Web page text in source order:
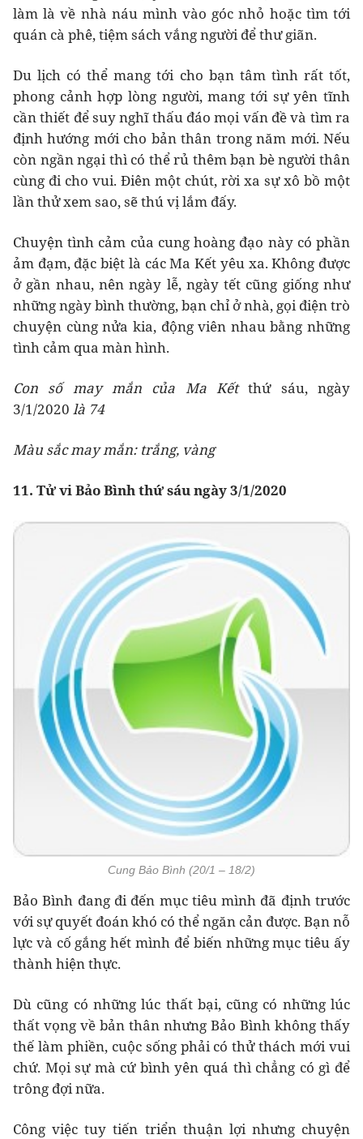
làm là về nhà náu mình vào góc nhỏ hoặc tìm tới
quán cà phê, tiệm sách vắng người để thư giãn.
Du lịch có thể mang tới cho bạn tâm tình rất tốt,
phong cảnh hợp lòng người, mang tới sự yên tĩnh
cần thiết để suy nghĩ thấu đáo mọi vấn đề và tìm ra
định hướng mới cho bản thân trong năm mới. Nếu
còn ngần ngại thì có thể rủ thêm bạn bè người thân
cùng đi cho vui. Điên một chút, rời xa sự xô bồ một
lần thử xem sao, sẽ thú vị lắm đấy.
Chuyện tình cảm của cung hoàng đạo này có phần
ảm đạm, đặc biệt là các Ma Kết yêu xa. Không được
ở gần nhau, nên ngày lễ, ngày tết cũng giống như
những ngày bình thường, bạn chỉ ở nhà, gọi điện trò
chuyện cùng nửa kia, động viên nhau bằng những
tình cảm qua màn hình.
Con số may mắn của Ma Kếtthứ sáu, ngày
3/1/2020 là 74
Màu sắc may mắn: trắng, vàng
11. Tử vi Bảo Bình thứ sáu ngày 3/1/2020
Cung Bảo Bình (20/1 – 18/2)
Bảo Bình đang đi đến mục tiêu mình đã định trước
với sự quyết đoán khó có thể ngăn cản được. Bạn nỗ
lực và cố gắng hết mình để biến những mục tiêu ấy
thành hiện thực.
Dù cũng có những lúc thất bại, cũng có những lúc
thất vọng về bản thân nhưng Bảo Bình không thấy
thế làm phiền, cuộc sống phải có thử thách mới vui
chứ. Mọi sự mà cứ bình yên quá thì chẳng có gì để
trông đợi nữa.
Công việc tuy tiến triển thuận lợi nhưng chuyện